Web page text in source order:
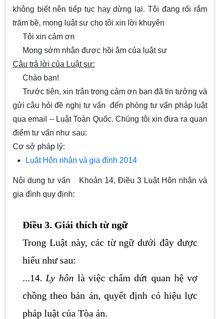
không biết nên tiếp tục hay dừng lại. Tôi đang rối rắm
trăm bề, mong luật sư cho tôi xin lời khuyên
Tôi xin cảm ơn
Mong sớm nhận được hồi âm của luật sư
Câu trả lời của Luật sư:
Chào bạn!
Trước tiên, xin trân trọng cảm ơn bạn đã tin tưởng và
gửi câu hỏi đề nghị tư vấn đến phòng tư vấn pháp luật
qua email – Luật Toàn Quốc. Chúng tôi xin đưa ra quan
điểm tư vấn như sau:
Cơ sở pháp lý:
Luật Hôn nhân và gia đình 2014
Nội dung tư vấn
Khoản 14, Điều 3 Luật Hôn nhân và
gia đình quy định:
Điều 3. Giải thích từ ngữ
Trong Luật này, các từ ngữ dưới đây được
hiểu như sau:
...14. Ly hôn là việc chấm dứt quan hệ vợ
chồng theo bản án, quyết định có hiệu lực
pháp luật của Tòa án.